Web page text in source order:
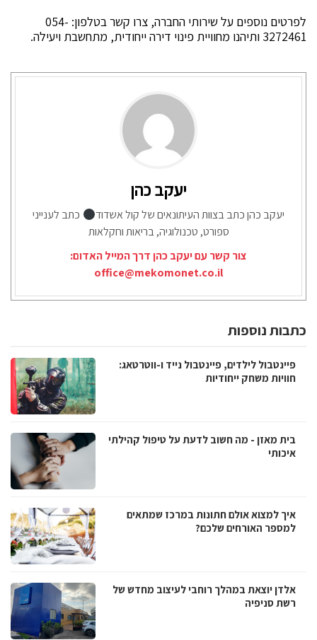
לפרטים נוספים על שירותי החברה, צרו קשר בטלפון: 054-
3272461 ותיהנו מחוויית פינוי דירה ייחודית, מתחשבת ויעילה.
יעקב כהן
יעקב כהן כתב בצוות העיתונאים של קול אשדוד
כתב לענייני
ספורט, טכנולוגיה, בריאות וחקלאות
צור קשר עם יעקב כהן דרך המייל האדום:
office@mekomonet.co.il
כתבות נוספות
פיינטבול לילדים, פיינטבול נייד ו-ווטרטאג:
חוויות משחק ייחודיות
בית מאזן - מה חשוב לדעת על טיפול קהילתי
איכותי
איך למצוא אולם חתונות במרכז שמתאים
למספר האורחים שלכם?
אלדן יוצאת במהלך רוחבי לעיצוב מחדש של
רשת סניפיה